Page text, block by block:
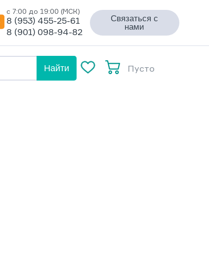
с 7:00 до 19:00 (МСК)
8 (953) 455-25-61
8 (901) 098-94-82
Связаться с
нами
Найти Пусто